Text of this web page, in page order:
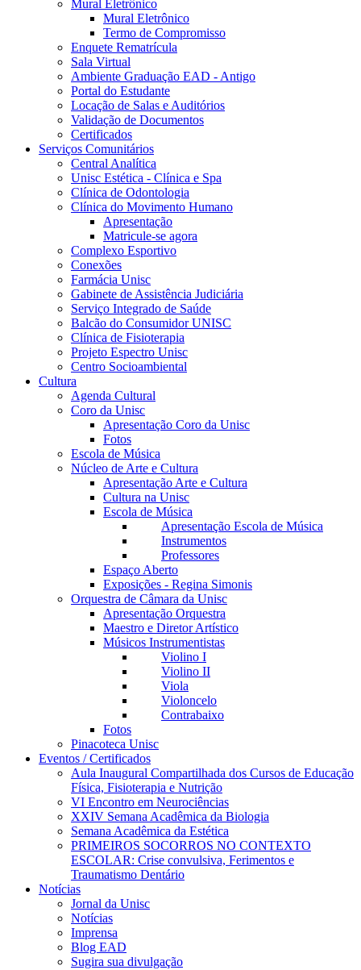
Mural Eletrônico
Mural Eletrônico
Termo de Compromisso
Enquete Rematrícula
Sala Virtual
Ambiente Graduação EAD - Antigo
Portal do Estudante
Locação de Salas e Auditórios
Validação de Documentos
Certificados
Serviços Comunitários
Central Analítica
Unisc Estética - Clínica e Spa
Clínica de Odontologia
Clínica do Movimento Humano
Apresentação
Matricule-se agora
Complexo Esportivo
Conexões
Farmácia Unisc
Gabinete de Assistência Judiciária
Serviço Integrado de Saúde
Balcão do Consumidor UNISC
Clínica de Fisioterapia
Projeto Espectro Unisc
Centro Socioambiental
Cultura
Agenda Cultural
Coro da Unisc
Apresentação Coro da Unisc
Fotos
Escola de Música
Núcleo de Arte e Cultura
Apresentação Arte e Cultura
Cultura na Unisc
Escola de Música
Apresentação Escola de Música
Instrumentos
Professores
Espaço Aberto
Exposições - Regina Simonis
Orquestra de Câmara da Unisc
Apresentação Orquestra
Maestro e Diretor Artístico
Músicos Instrumentistas
Violino I
Violino II
Viola
Violoncelo
Contrabaixo
Fotos
Pinacoteca Unisc
Eventos / Certificados
Aula Inaugural Compartilhada dos Cursos de Educação
Física, Fisioterapia e Nutrição
VI Encontro em Neurociências
XXIV Semana Acadêmica da Biologia
Semana Acadêmica da Estética
PRIMEIROS SOCORROS NO CONTEXTO
ESCOLAR: Crise convulsiva, Ferimentos e
Traumatismo Dentário
Notícias
Jornal da Unisc
Notícias
Imprensa
Blog EAD
Sugira sua divulgação